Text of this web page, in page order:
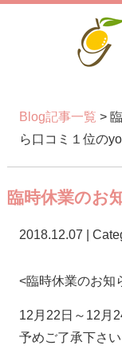
Blog記事一覧 >
ら口コミ１位の
臨時休業のお
2018.12.07 |
<臨時休業のお知
12月22日～12月
予めご了承下さい